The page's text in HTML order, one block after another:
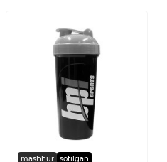
mashhur sotilgan